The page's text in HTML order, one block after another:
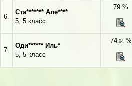
6.
Ста******* Але****
5, 5 класс
79 %
7.
Оди****** Иль*
5, 5 класс
74,04%